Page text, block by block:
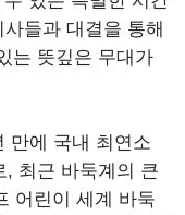
들과 대결을 통해
는 뜻깊은 무대가
만에 국내 최연소
, 최근 바둑계의 큰
어린이 세계 바둑